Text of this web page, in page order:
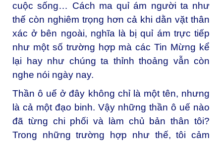
cuộc sống… Cách ma quỉ ám người ta như
thế còn nghiêm trọng hơn cả khi dằn vặt thân
xác ở bên ngoài, nghĩa là bị quỉ ám trực tiếp
như một số trường hợp mà các Tin Mừng kể
lại hay như chúng ta thỉnh thoảng vẫn còn
nghe nói ngày nay.
Thần ô uế ở đây không chỉ là một tên, nhưng
là cả một đạo binh. Vậy những thần ô uế nào
đã từng chi phối và làm chủ bản thân tôi?
Trong những trường hợp như thế, tôi cảm